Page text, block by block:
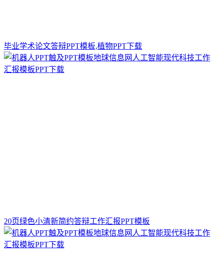
毕业学术论文答辩PPT模板,植物PPT下载
20页绿色小清新简约答辩工作汇报PPT模板